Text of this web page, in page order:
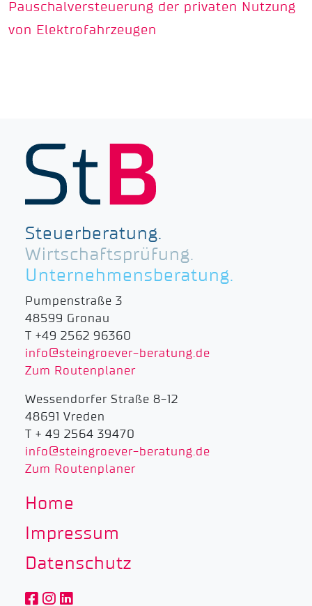
Pauschalversteuerung der privaten Nutzung
von Elektrofahrzeugen
Steuerberatung.
Wirtschaftsprüfung.
Unternehmensberatung.
Pumpenstraße 3
48599 Gronau
T +49 2562 96360
info@steingroever-beratung.de
Zum Routenplaner
Wessendorfer Straße 8-12
48691 Vreden
T + 49 2564 39470
info@steingroever-beratung.de
Zum Routenplaner
Home
Impressum
Datenschutz